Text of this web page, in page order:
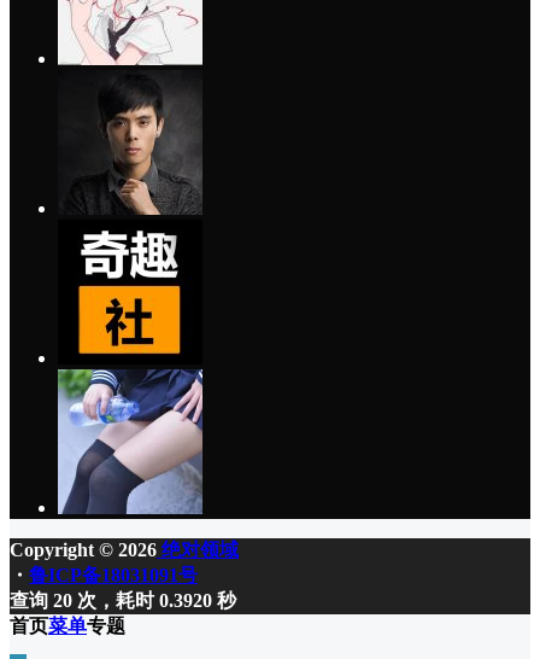
Copyright © 2026 绝对领域
・ 鲁ICP备18031091号
查询 20 次，耗时 0.3920 秒
首页菜单专题